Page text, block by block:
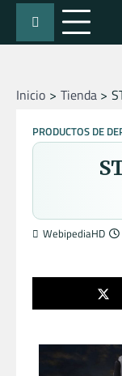
Skip
content
Inicio Tienda
PRODUCTOS DE
WebipediaHD